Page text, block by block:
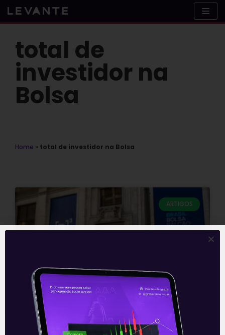
Skip
to
total de
investidor na
Bolsa
Home » total de investidor na Bolsa
ARTIGOS
Cresce em 43% total de
investidores na B3 no primeiro